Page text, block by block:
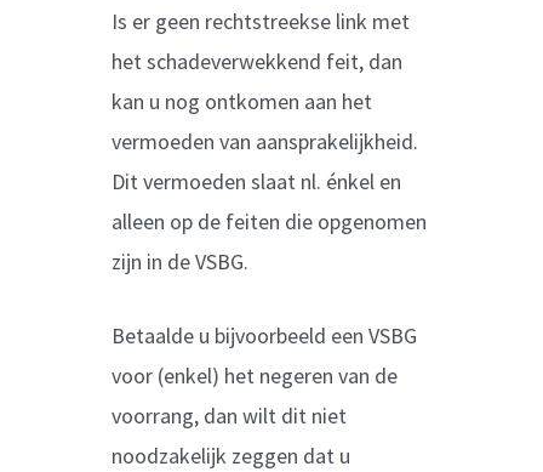
Is er geen rechtstreekse link met
het schadeverwekkend feit, dan
kan u nog ontkomen aan het
vermoeden van aansprakelijkheid.
Dit vermoeden slaat nl. énkel en
alleen op de feiten die opgenomen
zijn in de VSBG.
Betaalde u bijvoorbeeld een VSBG
voor (enkel) het negeren van de
voorrang, dan wilt dit niet
noodzakelijk zeggen dat u